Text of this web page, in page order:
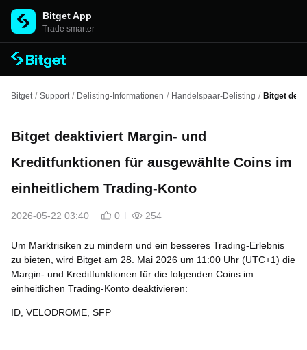
Bitget App
Trade smarter
Bitget / Support / Delisting-Informationen / Handelspaar-Delisting / Bitget
Bitget deaktiviert Margin- und
Kreditfunktionen für ausgewählte Coins im
einheitlichem Trading-Konto
2026-05-22 03:40 0 254
Um Marktrisiken zu mindern und ein besseres Trading-Erlebnis
zu bieten, wird Bitget am 28. Mai 2026 um 11:00 Uhr (UTC+1) die
Margin- und Kreditfunktionen für die folgenden Coins im
einheitlichen Trading-Konto deaktivieren:
ID, VELODROME, SFP